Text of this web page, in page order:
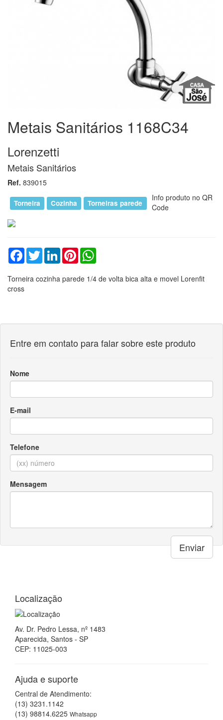
Metais Sanitários 1168C34
Lorenzetti
Metais Sanitários
Ref. 839015
Torneira Cozinha Torneiras parede
Info produto no QR
Code
Facebook
TwitterLinkedInPinterest
Torneira cozinha parede 1/4 de volta bica alta e movel Lorenfit
cross
Entre em contato para falar sobre este produto
Nome
E-mail
Telefone
Mensagem
Enviar
Localização
Av. Dr. Pedro Lessa, nº 1483
Aparecida, Santos - SP
CEP: 11025-003
Ajuda e suporte
Central de Atendimento:
(13) 3231.1142
(13) 98814.6225 Whatsapp